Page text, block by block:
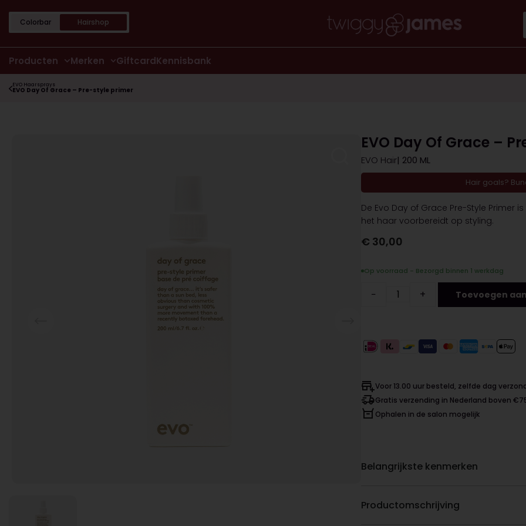
Colorbar Hairshop
Producten Merken GiftcardKennisbank
EVO Haarsprays
EVO Day Of Grace – Pre-style primer
EVO Day Of Grace –
EVO Hair| 200 ML
Hair goals?
De Evo Day of Grace Pre-Style Primer
het haar voorbereidt op styling.
€ 30,00
Op voorraad - Bezorgd binnen 1 werkdag
− + Toevoegen
Voor 13.00 uur besteld, zelfde dag
Gratis verzending in Nederland boven
Ophalen in de salon mogelijk
Belangrijkste kenmerken
Productomschrijving